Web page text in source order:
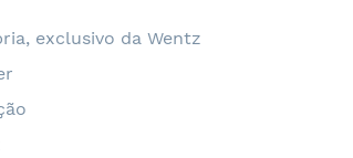
exclusivo da Wentz